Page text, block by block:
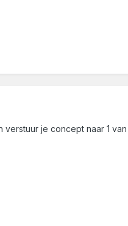
je concept naar 1